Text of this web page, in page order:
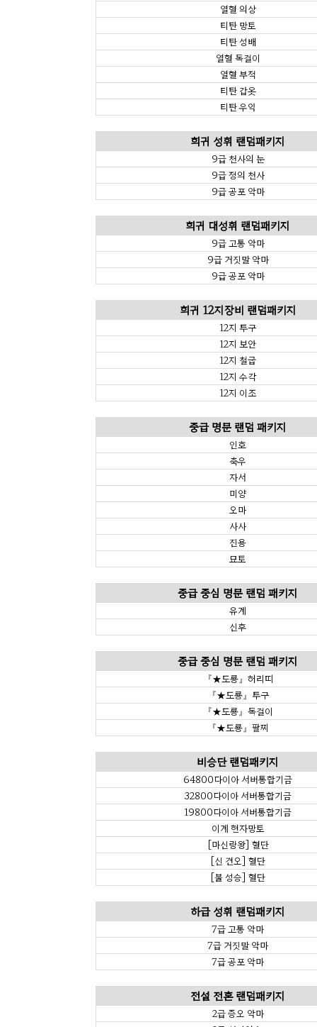
열혈 의상
티탄 망토
티탄 성배
열혈 목걸이
열혈 부적
티탄 갑옷
티탄 우익
희귀 성휘 랜덤패키지
9급 천사의 눈
9급 정의 천사
9급 공포 악마
희귀 대성휘 랜덤패키지
9급 고통 악마
9급 거짓말 악마
9급 공포 악마
희귀 12지장비 랜덤패키지
12지 투구
12지 보안
12지 철굽
12지 수각
12지 이조
중급 명문 랜덤 패키지
인호
축우
자서
미양
오마
사사
진용
묘토
중급 중심 명문 랜덤 패키지
유계
신후
중급 중심 명문 랜덤 패키지
『★도룡』허리띠
『★도룡』투구
『★도룡』목걸이
『★도룡』팔찌
비승단 랜덤패키지
64800다이아 서버통합기금
32800다이아 서버통합기금
19800다이아 서버통합기금
이계 현자망토
[마신랑왕] 혈단
[신 견오] 혈단
[불 성승] 혈단
하급 성휘 랜덤패키지
7급 고통 악마
7급 거짓말 악마
7급 공포 악마
전설 전혼 랜덤패키지
2급 증오 악마